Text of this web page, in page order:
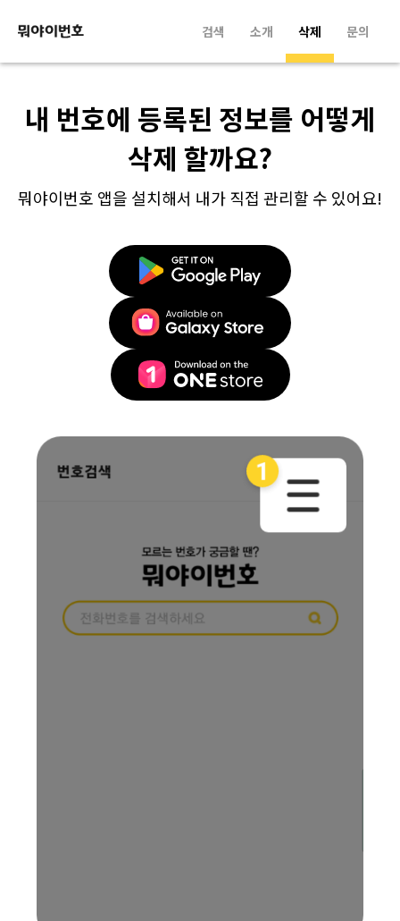
검색 소개 삭제 문의
내 번호에 등록된 정보를 어떻게
삭제 할까요?
뭐야이번호 앱을 설치해서 내가 직접 관리할 수 있어요!